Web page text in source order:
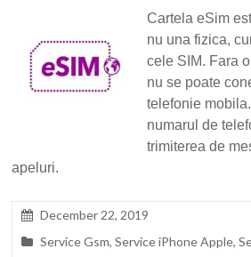
Cartela eSim
nu una fizica,
cele SIM. Fara
nu se poate
telefonie
numarul de
trimiterea de
apeluri.
December 22, 2019
Service Gsm,Service iPhone Apple,